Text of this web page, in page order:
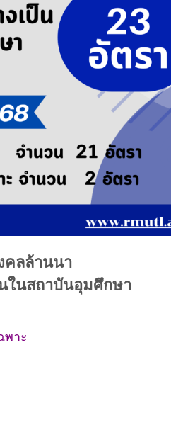
คลล้านนา
ในสถาบันอุมศึกษา
พาะ